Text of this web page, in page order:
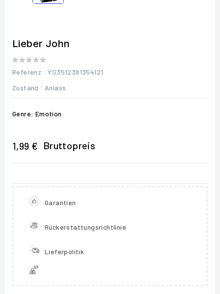
Lieber John
Referenz : YS3512391354121
Zustand : Anlass
Genre: Emotion
1,99 € Bruttopreis
Garantien
Rückerstattungsrichtlinie
Lieferpolitik